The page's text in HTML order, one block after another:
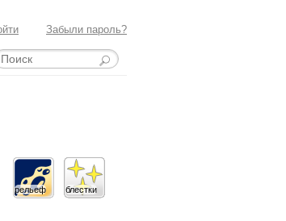
Забыли пароль?
рельеф блестки